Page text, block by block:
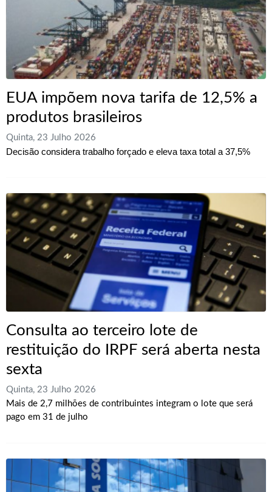
EUA impõem nova tarifa de 12,5% a
produtos brasileiros
Quinta, 23 Julho 2026
Decisão considera trabalho forçado e eleva taxa total a 37,5%
Consulta ao terceiro lote de
restituição do IRPF será aberta nesta
sexta
Quinta, 23 Julho 2026
Mais de 2,7 milhões de contribuintes integram o lote que será
pago em 31 de julho